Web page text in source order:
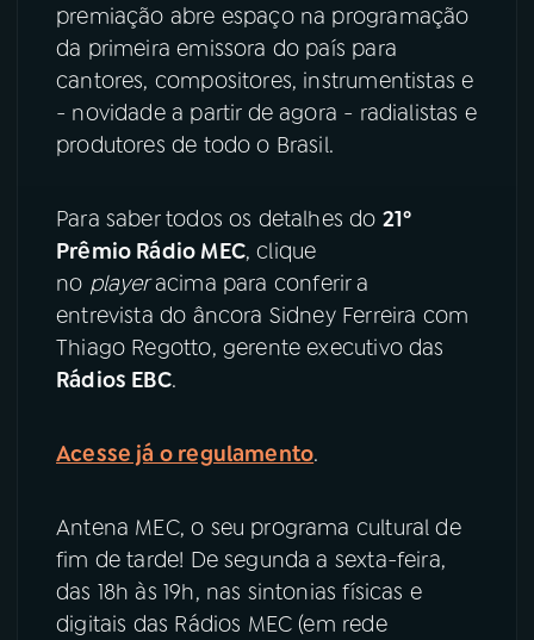
08PRÊMIO RÁDIO MEC
ACOMPANHE A RÁDIO MEC
Instagram X
TikTok
premiação abre espaço na programação
da primeira emissora do país para
cantores, compositores, instrumentistas e
- novidade a partir de agora - radialistas e
produtores de todo o Brasil.
Para saber todos os detalhes do 21º
Prêmio Rádio MEC, clique
no playeracima para conferir a
entrevista do âncora Sidney Ferreira com
Thiago Regotto, gerente executivo das
Rádios EBC.
Acesse já o regulamento.
Antena MEC, o seu programa cultural de
fim de tarde! De segunda a sexta-feira,
das 18h às 19h, nas sintonias físicas e
digitais das Rádios MEC (em rede